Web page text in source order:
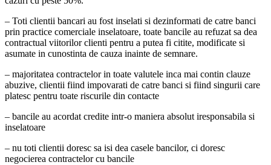
– Toti clientii bancari au fost inselati si dezinformati de catre banci
prin practice comerciale inselatoare, toate bancile au refuzat sa dea
contractual viitorilor clienti pentru a putea fi citite, modificate si
asumate in cunostinta de cauza inainte de semnare.
– majoritatea contractelor in toate valutele inca mai contin clauze
abuzive, clientii fiind impovarati de catre banci si fiind singurii care
platesc pentru toate riscurile din contacte
– bancile au acordat credite intr-o maniera absolut iresponsabila si
inselatoare
– nu toti clientii doresc sa isi dea casele bancilor, ci doresc
negocierea contractelor cu bancile